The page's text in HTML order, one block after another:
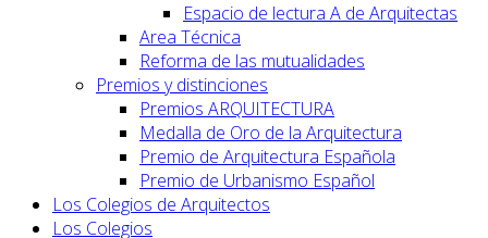
Espacio de lectura A de Arquitectas
Area Técnica
Reforma de las mutualidades
Premios y distinciones
Premios ARQUITECTURA
Medalla de Oro de la Arquitectura
Premio de Arquitectura Española
Premio de Urbanismo Español
Los Colegios de Arquitectos
Los Colegios